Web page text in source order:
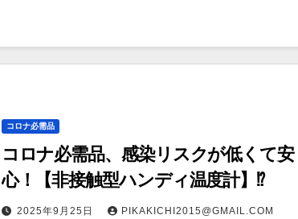
コロナ必需品
コロナ必需品、感染リスクが低くて安
心！【非接触型ハンディ温度計】⁉
2025年9月25日 PIKAKICHI2015@GMAIL.COM